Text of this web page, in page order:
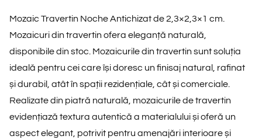
Mozaic Travertin Noche Antichizat de 2,3×2,3×1 cm.
Mozaicuri din travertin ofera eleganță naturală,
disponibile din stoc. Mozaicurile din travertin sunt soluția
ideală pentru cei care își doresc un finisaj natural, rafinat
și durabil, atât în spații rezidențiale, cât și comerciale.
Realizate din piatră naturală, mozaicurile de travertin
evidențiază textura autentică a materialului și oferă un
aspect elegant, potrivit pentru amenajări interioare și